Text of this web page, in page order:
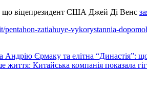
що віцепрезидент США Джей Ді Венс
pentahon-zatiahuye-vykorystannia-
Єрмаку та елітна “Династія”:
життя: Китайська компанія показала